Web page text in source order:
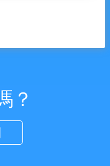
？